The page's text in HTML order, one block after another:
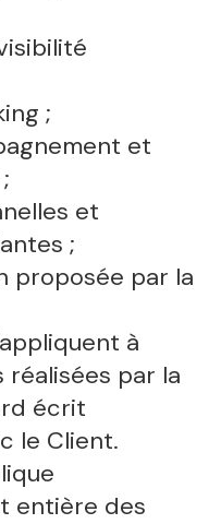
;
et
et
;
proposée par la
à
par la
écrit
le Client.
entière des